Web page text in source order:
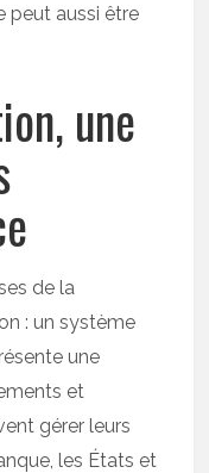
peut aussi être
une
de la
: un système
une
et
gérer leurs
les États et